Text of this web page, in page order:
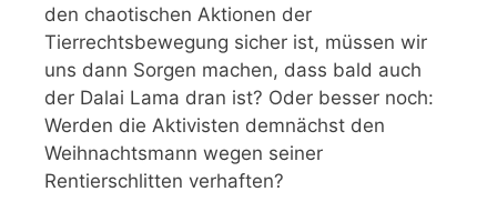
den chaotischen Aktionen der
Tierrechtsbewegung sicher ist, müssen wir
uns dann Sorgen machen, dass bald auch
der Dalai Lama dran ist? Oder besser noch:
Werden die Aktivisten demnächst den
Weihnachtsmann wegen seiner
Rentierschlitten verhaften?